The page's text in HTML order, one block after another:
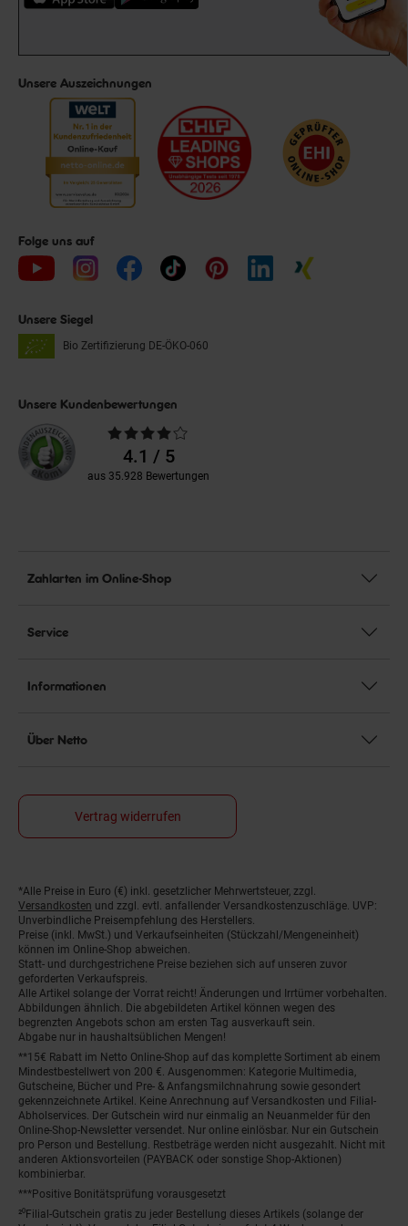
Unsere Auszeichnungen
Folge uns auf
Unsere Siegel
Bio Zertifizierung DE-ÖKO-060
Unsere Kundenbewertungen
Durchschnittliche
Bewertungen4.1 / 5
aus 35.928 Bewertungen
Zahlarten im Online-Shop
Service
Informationen
Über Netto
Vertrag widerrufen
Fußnoten
*Alle Preise in Euro (€) inkl. gesetzlicher Mehrwertsteuer, zzgl.
Versandkosten und zzgl. evtl. anfallender Versandkostenzuschläge. UVP:
Unverbindliche Preisempfehlung des Herstellers.
Preise (inkl. MwSt.) und Verkaufseinheiten (Stückzahl/Mengeneinheit)
können im Online-Shop abweichen.
Statt- und durchgestrichene Preise beziehen sich auf unseren zuvor
geforderten Verkaufspreis.
Alle Artikel solange der Vorrat reicht! Änderungen und Irrtümer vorbehalten.
Abbildungen ähnlich. Die abgebildeten Artikel können wegen des
begrenzten Angebots schon am ersten Tag ausverkauft sein.
Abgabe nur in haushaltsüblichen Mengen!
**15€ Rabatt im Netto Online-Shop auf das komplette Sortiment ab einem
Mindestbestellwert von 200 €. Ausgenommen: Kategorie Multimedia,
Gutscheine, Bücher und Pre- & Anfangsmilchnahrung sowie gesondert
gekennzeichnete Artikel. Keine Anrechnung auf Versandkosten und Filial-
Abholservices. Der Gutschein wird nur einmalig an Neuanmelder für den
Online-Shop-Newsletter versendet. Nur online einlösbar. Nur ein Gutschein
pro Person und Bestellung. Restbeträge werden nicht ausgezahlt. Nicht mit
anderen Aktionsvorteilen (PAYBACK oder sonstige Shop-Aktionen)
kombinierbar.
***Positive Bonitätsprüfung vorausgesetzt
²⁰Filial-Gutschein gratis zu jeder Bestellung dieses Artikels (solange der